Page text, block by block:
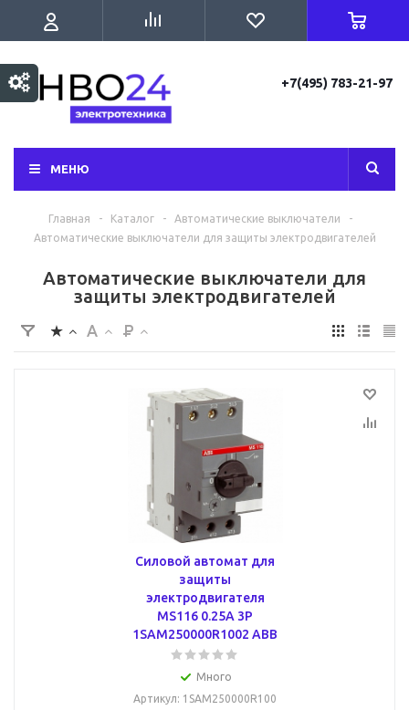
+7(495) 783-21-97
МЕНЮ
Главная - Каталог - Автоматические выключатели
-
Автоматические выключатели для защиты электродвигателей
Автоматические выключатели для
защиты электродвигателей
Силовой автомат для
защиты
электродвигателя
MS116 0.25А 3P
1SAM250000R1002 ABB
Много
Артикул: 1SAM250000R100